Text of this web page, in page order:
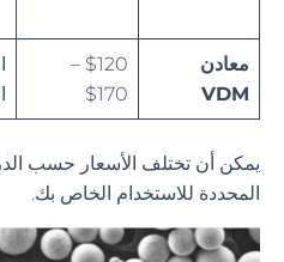
معادن
VDM
$120 –
$170
يمكن أن تختلف الأسعار حسب
المحددة للاستخدام الخاص بك.